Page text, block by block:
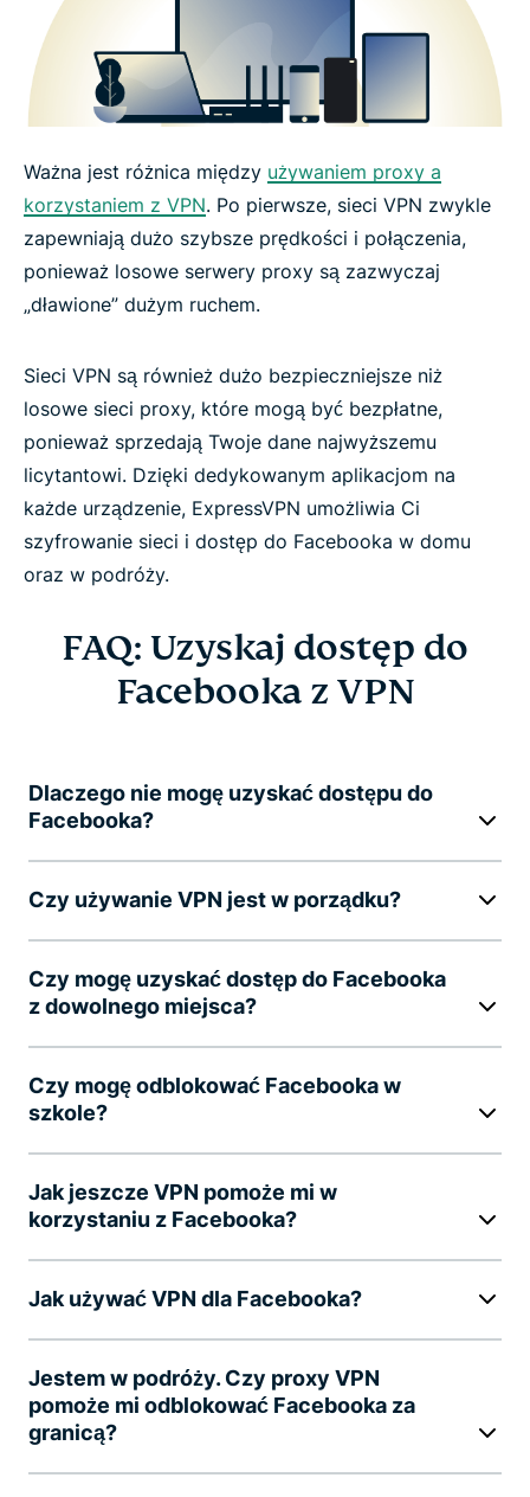
Ważna jest różnica między używaniem proxy a
korzystaniem z VPN. Po pierwsze, sieci VPN zwykle
zapewniają dużo szybsze prędkości i połączenia,
ponieważ losowe serwery proxy są zazwyczaj
„dławione” dużym ruchem.
Sieci VPN są również dużo bezpieczniejsze niż
losowe sieci proxy, które mogą być bezpłatne,
ponieważ sprzedają Twoje dane najwyższemu
licytantowi. Dzięki dedykowanym aplikacjom na
każde urządzenie, ExpressVPN umożliwia Ci
szyfrowanie sieci i dostęp do Facebooka w domu
oraz w podróży.
FAQ: Uzyskaj dostęp do
Facebooka z VPN
Dlaczego nie mogę uzyskać dostępu do
Facebooka?
Czy używanie VPN jest w porządku?
Czy mogę uzyskać dostęp do Facebooka
z dowolnego miejsca?
Czy mogę odblokować Facebooka w
szkole?
Jak jeszcze VPN pomoże mi w
korzystaniu z Facebooka?
Jak używać VPN dla Facebooka?
Jestem w podróży. Czy proxy VPN
pomoże mi odblokować Facebooka za
granicą?